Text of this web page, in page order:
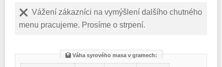
Vážení zákazníci na vymýšlení dalšího chutného
menu pracujeme. Prosíme o strpení.
Váha syrového masa v gramech: